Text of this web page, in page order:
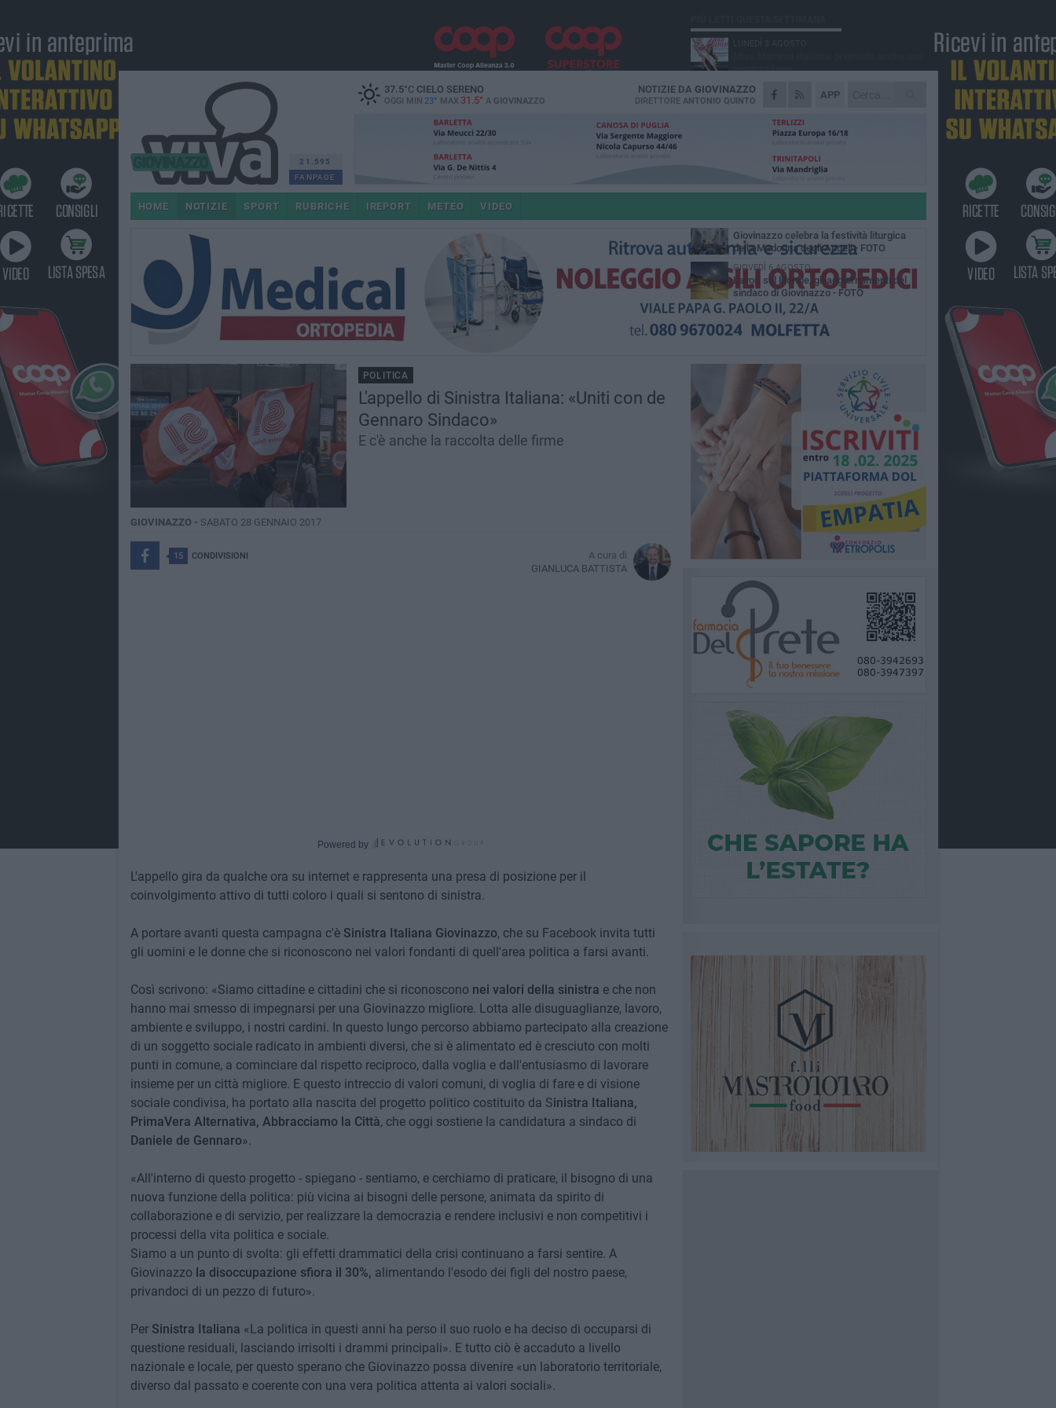
21.595
FANPAGE
37.5°CCIELO SERENO
OGGI MIN 23° MAX 31.5° A GIOVINAZZO
APP
NOTIZIE DA GIOVINAZZO
DIRETTORE ANTONIO QUINTO
HOME NOTIZIE SPORT RUBRICHE IREPORT METEO VIDEO
POLITICA
L'appello di Sinistra Italiana: «Uniti con de
Gennaro Sindaco»
E c'è anche la raccolta delle firme
GIOVINAZZO - SABATO 28 GENNAIO 2017
15 CONDIVISIONI
A cura di
GIANLUCA BATTISTA
Powered by
L'appello gira da qualche ora su internet e rappresenta una presa di posizione per il
coinvolgimento attivo di tutti coloro i quali si sentono di sinistra.
A portare avanti questa campagna c'è Sinistra Italiana Giovinazzo, che su Facebook invita tutti
gli uomini e le donne che si riconoscono nei valori fondanti di quell'area politica a farsi avanti.
Così scrivono: «Siamo cittadine e cittadini che si riconoscono nei valori della sinistra e che non
hanno mai smesso di impegnarsi per una Giovinazzo migliore. Lotta alle disuguaglianze, lavoro,
ambiente e sviluppo, i nostri cardini. In questo lungo percorso abbiamo partecipato alla creazione
di un soggetto sociale radicato in ambienti diversi, che si è alimentato ed è cresciuto con molti
punti in comune, a cominciare dal rispetto reciproco, dalla voglia e dall'entusiasmo di lavorare
insieme per un città migliore. E questo intreccio di valori comuni, di voglia di fare e di visione
sociale condivisa, ha portato alla nascita del progetto politico costituito da Sinistra Italiana,
PrimaVera Alternativa, Abbracciamo la Città, che oggi sostiene la candidatura a sindaco di
Daniele de Gennaro».
«All'interno di questo progetto - spiegano - sentiamo, e cerchiamo di praticare, il bisogno di una
nuova funzione della politica: più vicina ai bisogni delle persone, animata da spirito di
collaborazione e di servizio, per realizzare la democrazia e rendere inclusivi e non competitivi i
processi della vita politica e sociale.
Siamo a un punto di svolta: gli effetti drammatici della crisi continuano a farsi sentire. A
Giovinazzo la disoccupazione sfiora il 30%, alimentando l'esodo dei figli del nostro paese,
privandoci di un pezzo di futuro».
Per Sinistra Italiana «La politica in questi anni ha perso il suo ruolo e ha deciso di occuparsi di
questione residuali, lasciando irrisolti i drammi principali». E tutto ciò è accaduto a livello
nazionale e locale, per questo sperano che Giovinazzo possa divenire «un laboratorio territoriale,
diverso dal passato e coerente con una vera politica attenta ai valori sociali».
giovinazzese
MARTEDÌ 4 AGOSTO
Liquidi oleosi sul litorale di Giovinazzo,
MERCOLEDÌ 5 AGOSTO
l'assessora Ciliento prova a spegnere le
«Giovinazzo, a che punto siamo?»:
MARTEDÌ 4 AGOSTO
Giovinazzo celebra la festività liturgica
della Madonna degli Angeli - FOTO
GIOVEDÌ 6 AGOSTO
Lavori sul litorale, gli aggiornamenti del
sindaco di Giovinazzo - FOTO